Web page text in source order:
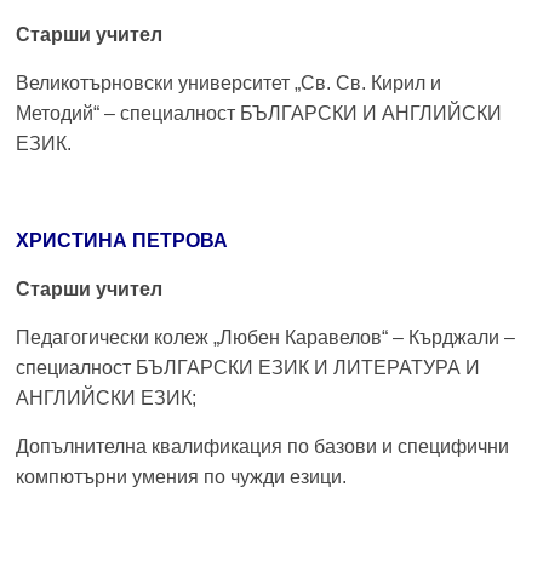
School,
Burgas
Константин
Преславски"
Бургас
Старши учител
Великотърновски университет „Св. Св. Кирил и
Методий“ – специалност БЪЛГАРСКИ И АНГЛИЙСКИ
ЕЗИК.
ХРИСТИНА ПЕТРОВА
Старши учител
Педагогически колеж „Любен Каравелов“ – Кърджали –
специалност БЪЛГАРСКИ ЕЗИК И ЛИТЕРАТУРА И
АНГЛИЙСКИ ЕЗИК;
Допълнителна квалификация по базови и специфични
компютърни умения по чужди езици.